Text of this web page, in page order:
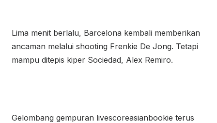
Lima menit berlalu, Barcelona kembali memberikan
ancaman melalui shooting Frenkie De Jong. Tetapi
mampu ditepis kiper Sociedad, Alex Remiro.
Gelombang gempuran livescoreasianbookie terus